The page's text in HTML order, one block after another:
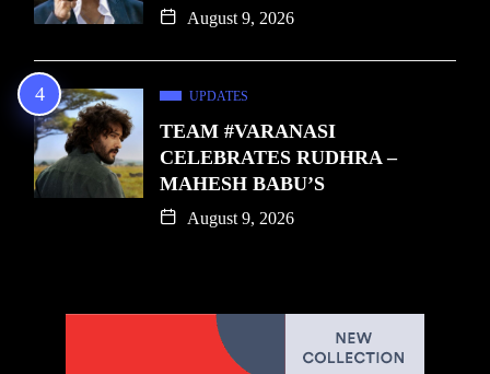
August 9, 2026
UPDATES
TEAM #VARANASI
CELEBRATES RUDHRA –
MAHESH BABU’S
August 9, 2026